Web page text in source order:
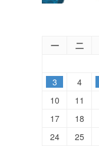
一 二
3
4
10
11
17
18
24
25